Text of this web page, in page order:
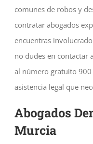
comunes de robos y
contratar abogados
encuentras
no dudes en contactar
al número gratuito
asistencia legal que
Abogados
Murcia